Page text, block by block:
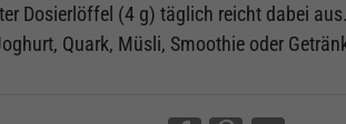
Dosierlöffel (4 g) täglich reicht dabei
Quark, Müsli, Smoothie oder